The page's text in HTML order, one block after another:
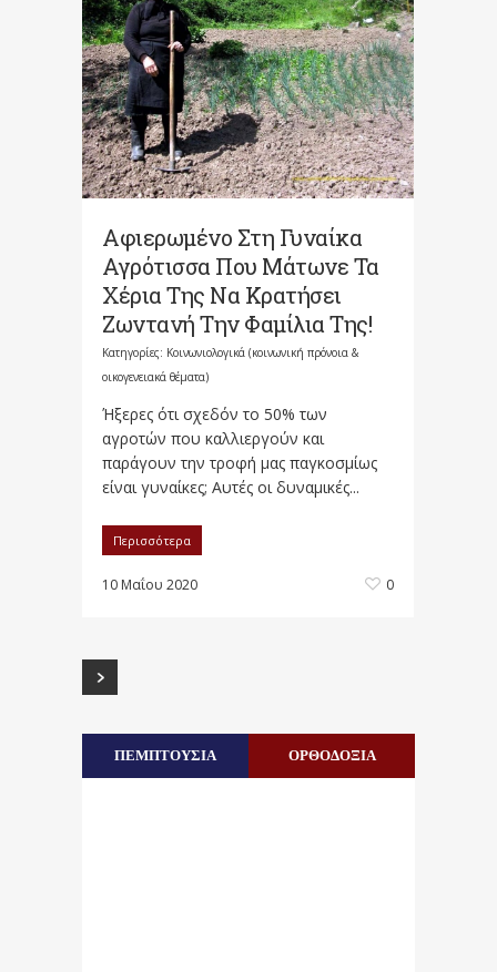
Αφιερωμένο Στη Γυναίκα
Αγρότισσα Που Μάτωνε Τα
Χέρια Της Να Κρατήσει
Ζωντανή Την Φαμίλια Της!
Κατηγορίες: Κοινωνιολογικά (κοινωνική πρόνοια &
οικογενειακά θέματα)
Ήξερες ότι σχεδόν το 50% των
αγροτών που καλλιεργούν και
παράγουν την τροφή μας παγκοσμίως
είναι γυναίκες; Αυτές οι δυναμικές...
Περισσότερα
10 Μαΐου 2020 0
ΠΕΜΠΤΟΥΣΙΑ ΟΡΘΟΔΟΞΙΑ